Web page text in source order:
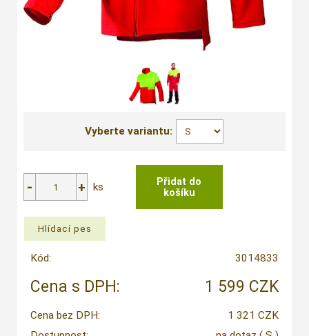
Vyberte variantu:
ks
Kód: 3014833
Cena s DPH: 1 599 CZK
Cena bez DPH:
1 321 CZK